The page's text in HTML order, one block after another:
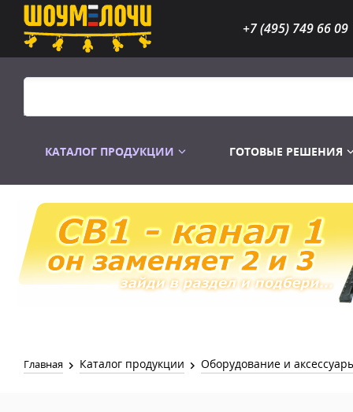
+7 (495) 749 66 09
КАТАЛОГ ПРОДУКЦИИ
Распродажа Лампы
ГОТОВЫЕ РЕШЕНИЯ
Главная Каталог продукции Оборудование и